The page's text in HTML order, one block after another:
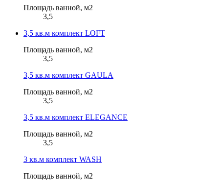
Площадь ванной, м2
3,5
3,5 кв.м комплект LOFT
Площадь ванной, м2
3,5
3,5 кв.м комплект GAULA
Площадь ванной, м2
3,5
3,5 кв.м комплект ELEGANCE
Площадь ванной, м2
3,5
3 кв.м комплект WASH
Площадь ванной, м2